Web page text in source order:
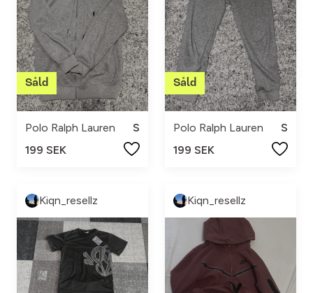
Polo Ralph Lauren
S
199 SEK
Polo Ralph Lauren
S
199 SEK
Kiqn_resellz Kiqn_resellz